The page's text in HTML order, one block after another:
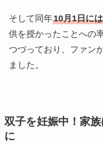
そして同年10月1日に
供を授かったことへの
つづっており、ファン
ました。
双子を妊娠中！家
に